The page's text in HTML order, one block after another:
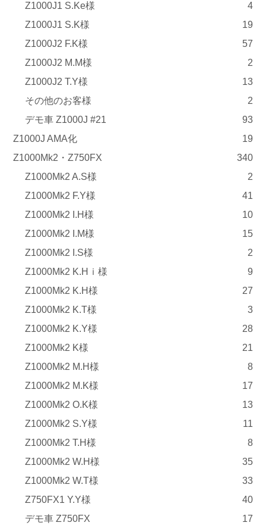
Z1000J1 S.Ke様
4
Z1000J1 S.K様
19
Z1000J2 F.K様
57
Z1000J2 M.M様
2
Z1000J2 T.Y様
13
その他のお客様
2
デモ車 Z1000J #21
93
Z1000J AMA化
19
Z1000Mk2・Z750FX
340
Z1000Mk2 A.S様
2
Z1000Mk2 F.Y様
41
Z1000Mk2 I.H様
10
Z1000Mk2 I.M様
15
Z1000Mk2 I.S様
2
Z1000Mk2 K.Hｉ様
9
Z1000Mk2 K.H様
27
Z1000Mk2 K.T様
3
Z1000Mk2 K.Y様
28
Z1000Mk2 K様
21
Z1000Mk2 M.H様
8
Z1000Mk2 M.K様
17
Z1000Mk2 O.K様
13
Z1000Mk2 S.Y様
11
Z1000Mk2 T.H様
8
Z1000Mk2 W.H様
35
Z1000Mk2 W.T様
33
Z750FX1 Y.Y様
40
デモ車 Z750FX
17